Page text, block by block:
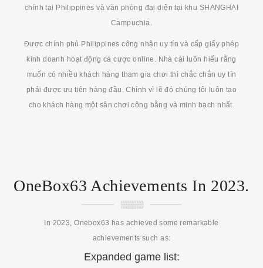
chính tại Philippines và văn phòng đại diện tại khu SHANGHAI
Campuchia.
Được chính phủ Philippines công nhận uy tín và cấp giấy phép
kinh doanh hoạt động cá cược online. Nhà cái luôn hiểu rằng
muốn có nhiều khách hàng tham gia chơi thì chắc chắn uy tín
phải được ưu tiên hàng đầu. Chính vì lẽ đó chúng tôi luôn tạo
cho khách hàng một sân chơi công bằng và minh bạch nhất.
OneBox63 Achievements In 2023.
In 2023, Onebox63 has achieved some remarkable
achievements such as:
Expanded game list: